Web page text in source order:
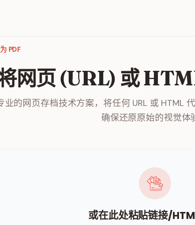
PDF
网页 (URL) 或
业的网页存档技术方案，将任何 URL 或 HTML
确保还原原始的视觉体
或在此处粘贴链接/